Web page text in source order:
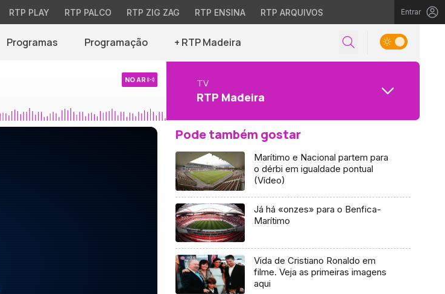
RTP PLAY RTP PALCO RTP ZIG ZAG RTP ENSINA RTP ARQUIVOS Entrar
Programas Programação + RTP Madeira
NO AR TV
RTP Madeira
Pode também gostar
Marítimo e Nacional partem para
o dérbi em igualdade pontual
(Vídeo)
Já há «onzes» para o Benfica-
Marítimo
Vida de Cristiano Ronaldo em
filme. Veja as primeiras imagens
aqui